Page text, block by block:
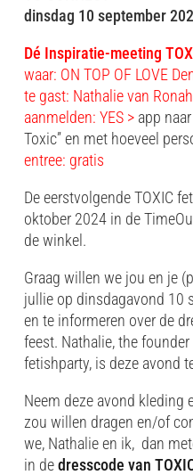
dinsdag 10 september
Dé Inspiratie-meeting
waar: ON TOP OF LOVE
te gast: Nathalie van
aanmelden: YES > app
Toxic” en met hoeveel
entree: gratis
De eerstvolgende TOXIC
oktober 2024 in de
de winkel.
Graag willen we jou en je
jullie op dinsdagavond 10
en te informeren over de
feest. Nathalie, the
fetishparty, is deze avond
Neem deze avond kleding
zou willen dragen en/of
we, Nathalie en ik, dan
in dedresscode van